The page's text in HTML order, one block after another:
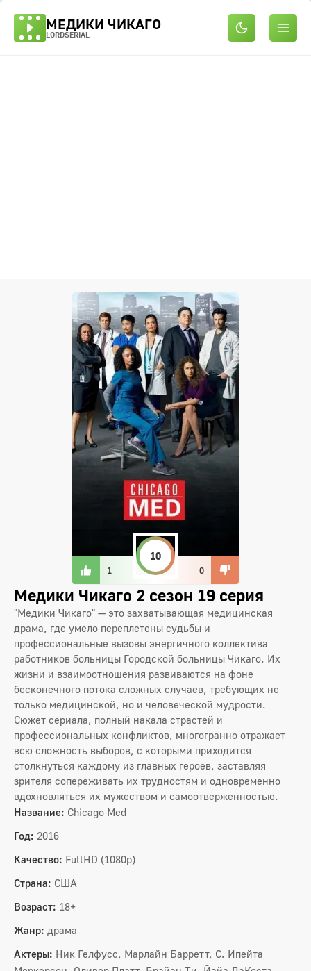
МЕДИКИ ЧИКАГО
LORDSERIAL
1
10
0
Медики Чикаго 2 сезон 19 серия
"Медики Чикаго" — это захватывающая медицинская
драма, где умело переплетены судьбы и
профессиональные вызовы энергичного коллектива
работников больницы Городской больницы Чикаго. Их
жизни и взаимоотношения развиваются на фоне
бесконечного потока сложных случаев, требующих не
только медицинской, но и человеческой мудрости.
Сюжет сериала, полный накала страстей и
профессиональных конфликтов, многогранно отражает
всю сложность выборов, с которыми приходится
столкнуться каждому из главных героев, заставляя
зрителя сопереживать их трудностям и одновременно
вдохновляться их мужеством и самоотверженностью.
Название: Chicago Med
Год: 2016
Качество: FullHD (1080p)
Страна: США
Возраст: 18+
Жанр: драма
Актеры: Ник Гелфусс, Марлайн Барретт, С. Ипейта